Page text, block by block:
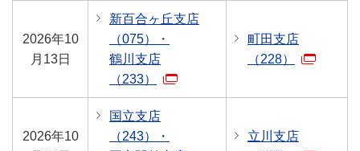
2026年10
月13日
新百合ヶ丘支店
（075）・
鶴川支店
（233）
町田支店
（228）
2026年10
国立支店
（243）・
立川支店